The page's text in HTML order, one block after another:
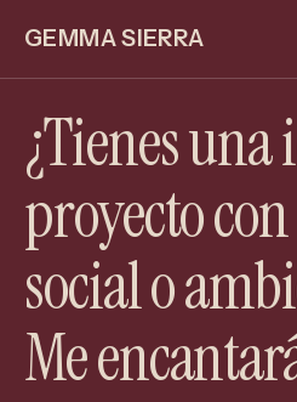
GEMMA SIERRA
Escríbeme
¿Tienes una
proyecto
social o
Me